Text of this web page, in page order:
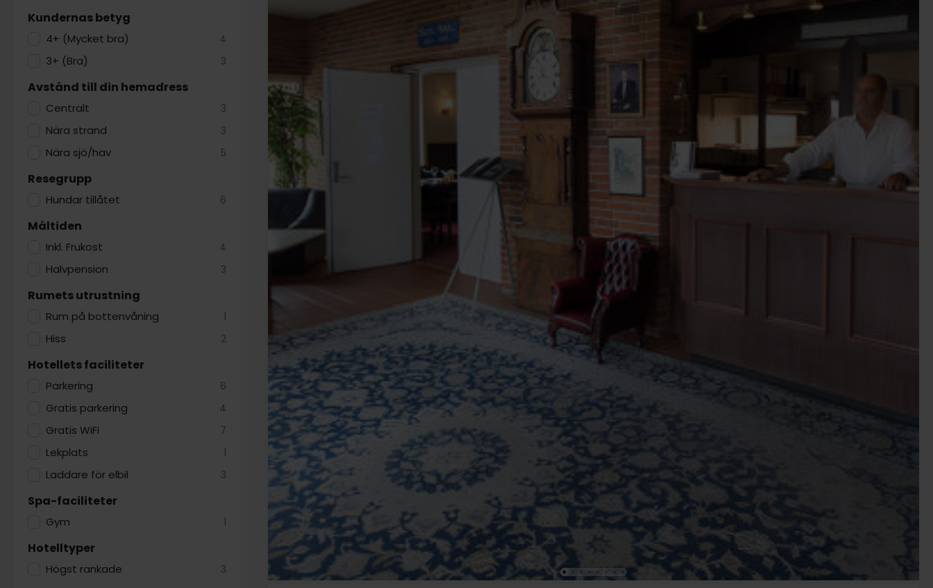
Kundernas betyg
4+ (Mycket bra) 4
3+ (Bra) 3
Avstånd till din hemadress
Centralt 3
Nära strand 3
Nära sjö/hav 5
Resegrupp
Hundar tillåtet 6
Måltiden
Inkl. Frukost 4
Halvpension 3
Rumets utrustning
Rum på bottenvåning 1
Hiss 2
Hotellets faciliteter
Parkering 6
Gratis parkering 4
Gratis WiFi 7
Lekplats 1
Laddare för elbil 3
Spa-faciliteter
Gym 1
Hotelltyper
Högst rankade 3